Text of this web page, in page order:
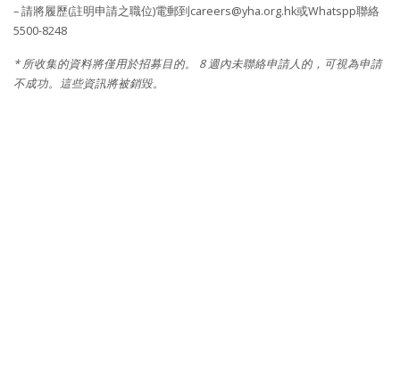
– 請將履歷(註明申請之職位)電郵到careers@yha.org.hk或Whatspp聯絡
5500-8248
* 所收集的資料將僅用於招募目的。 8 週內未聯絡申請人的，可視為申請
不成功。這些資訊將被銷毀。